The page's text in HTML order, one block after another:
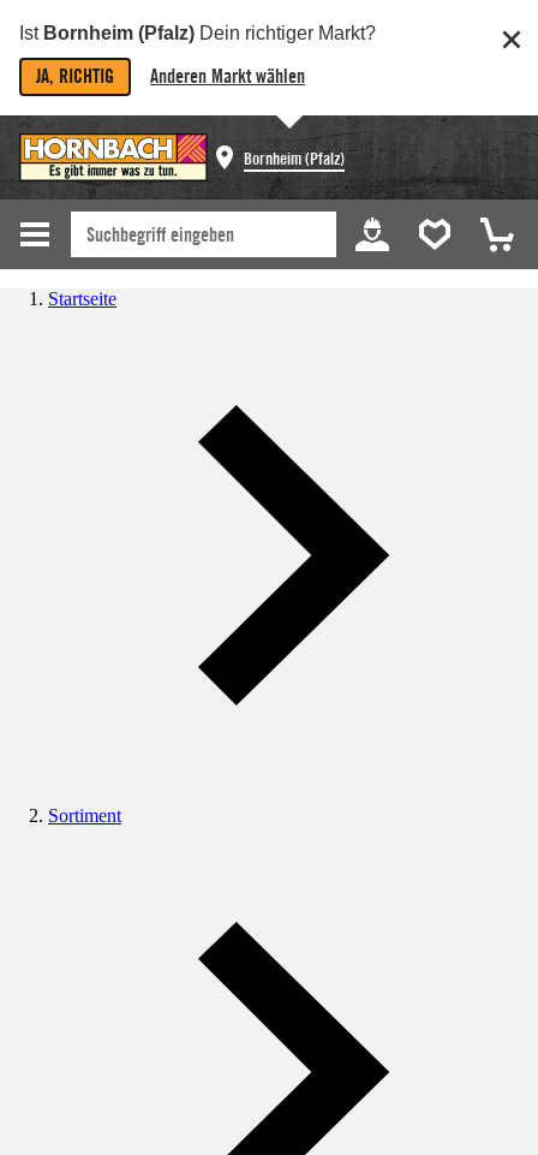
Ist Bornheim (Pfalz) Dein richtiger Markt?
JA, RICHTIG Anderen Markt wählen
Bornheim (Pfalz)
Startseite
Sortiment